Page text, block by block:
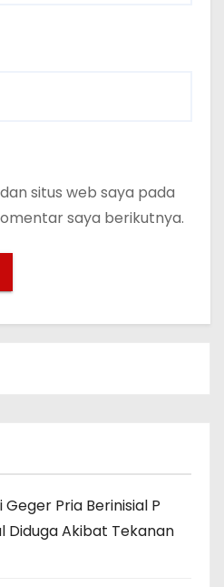
situs web saya pada
saya berikutnya.
Pria Berinisial P
Diduga Akibat Tekanan